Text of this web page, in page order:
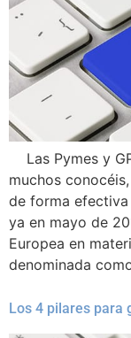
Las Pymes y
muchos
de forma
ya en mayo de
Europea en
denominada
Los 4 pilares para